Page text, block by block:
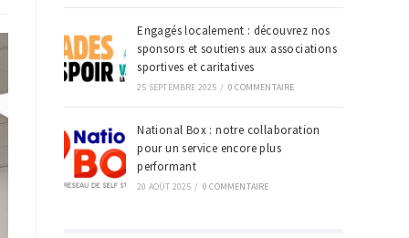
Engagés localement : découvrez nos
sponsors et soutiens aux associations
sportives et caritatives
25 SEPTEMBRE 2025 / 0 COMMENTAIRE
National Box : notre collaboration
pour un service encore plus
performant
20 AOÛT 2025 / 0 COMMENTAIRE